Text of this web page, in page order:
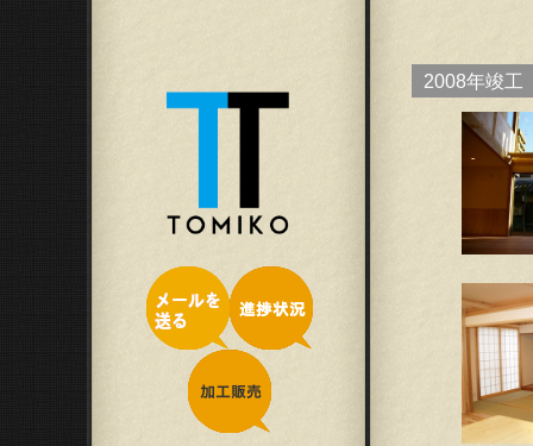
2008年竣工